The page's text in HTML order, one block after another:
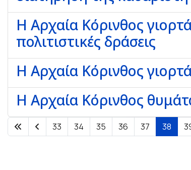
Η Αρχαία Κόρινθος
πολιτιστικές δράσεις
Η Αρχαία Κόρινθος
Η Αρχαία Κόρινθος
33 34 35 36 37 38